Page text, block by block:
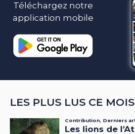
Téléchargez notre
application mobile
LES PLUS LUS CE MOIS